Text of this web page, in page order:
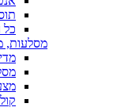
כל
מסלעות,